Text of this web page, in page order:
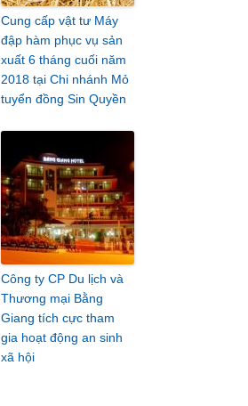
Cung cấp vật tư Máy
đập hàm phục vụ sản
xuất 6 tháng cuối năm
2018 tại Chi nhánh Mỏ
tuyển đồng Sin Quyền
Công ty CP Du lịch và
Thương mại Bằng
Giang tích cực tham
gia hoạt động an sinh
xã hội